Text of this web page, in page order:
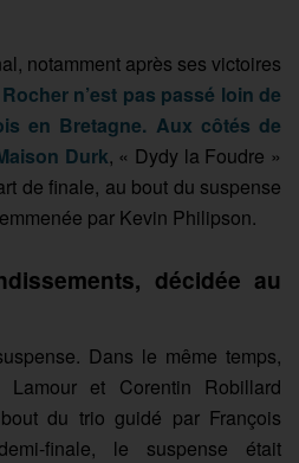
notamment après ses victoires
n’est pas passé loin de
en Bretagne. Aux côtés de
Durk, « Dydy la Foudre »
de finale, au bout du suspense
par Kevin Philipson.
décidée au
Dans le même temps,
et Corentin Robillard
du trio guidé par François
finale, le suspense était